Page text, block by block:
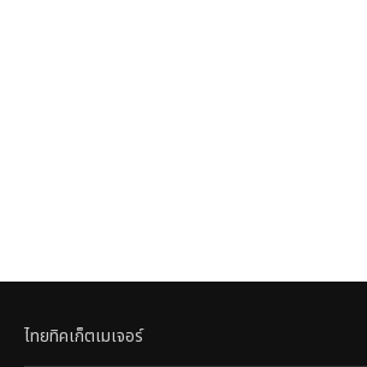
ไทยทิคเก็ตเมเจอร์